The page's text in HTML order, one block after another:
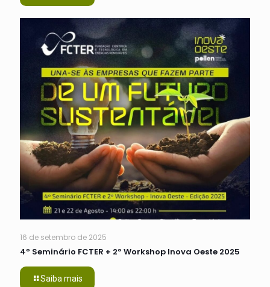
16 de setembro de 2025
4º Seminário FCTER + 2º Workshop Inova Oeste 2025
Saiba mais